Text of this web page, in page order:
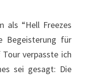
als “Hell Freezes
Begeisterung für
Tour verpasste ich
sei gesagt: Die